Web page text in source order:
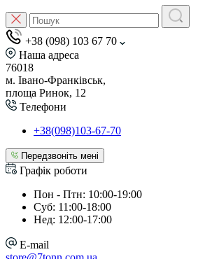
+38 (098) 103 67 70
Наша адреса
76018
м. Івано-Франківськ,
площа Ринок, 12
Телефони
+38(098)103-67-70
Передзвоніть мені
Графік роботи
Пон - Птн: 10:00-19:00
Суб: 11:00-18:00
Нед: 12:00-17:00
E-mail